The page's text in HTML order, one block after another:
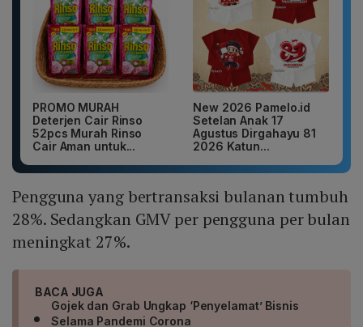
PROMO MURAH
Deterjen Cair Rinso
52pcs Murah Rinso
Cair Aman untuk...
New 2026 Pamelo.id
Setelan Anak 17
Agustus Dirgahayu 81
2026 Katun...
Pengguna yang bertransaksi bulanan tumbuh
28%. Sedangkan GMV per pengguna per bulan
meningkat 27%.
BACA JUGA
Gojek dan Grab Ungkap ‘Penyelamat’ Bisnis
Selama Pandemi Corona